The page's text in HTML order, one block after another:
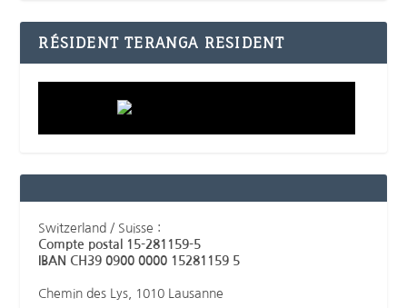
RÉSIDENT TERANGA RESIDENT
Switzerland / Suisse :
Compte postal 15-281159-5
IBAN CH39 0900 0000 15281159 5
Chemin des Lys, 1010 Lausanne